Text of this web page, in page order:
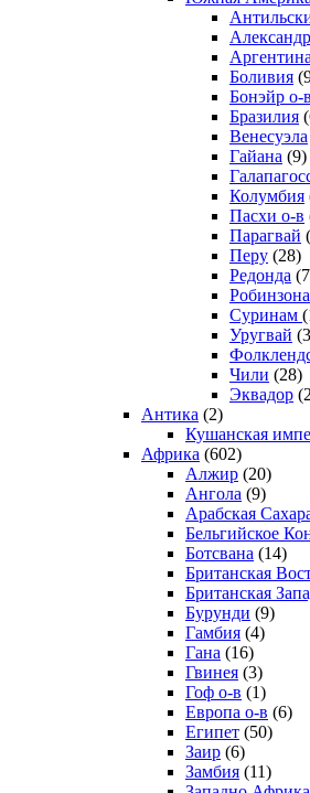
Аргентина
Боливия
Бонэйр о-в
Бразилия
Венесуэла
Гайана (9)
Колумбия
Пасхи о-в
Парагвай
Перу (28)
Редонда
Суринам
Уругвай
Чили (28)
Эквадор
Антика (2)
Кушанская
Африка (602)
Алжир (20)
Ангола (9)
Арабская
Бельгийское
Ботсвана (14)
Британская
Британская
Бурунди (9)
Гамбия (4)
Гана (16)
Гвинея (3)
Гоф о-в (1)
Европа о-в (6)
Египет (50)
Заир (6)
Замбия (11)